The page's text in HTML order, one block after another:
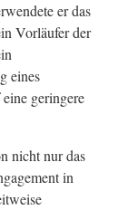
er das
Vorläufer der
eines
geringere
nicht nur das
in